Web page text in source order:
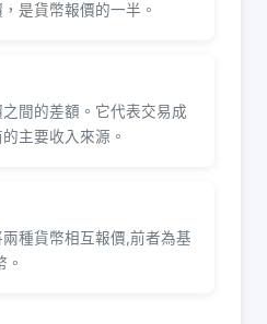
是貨幣報價的一半。
間的差額。它代表交易成
主要收入來源。
種貨幣相互報價,前者為基